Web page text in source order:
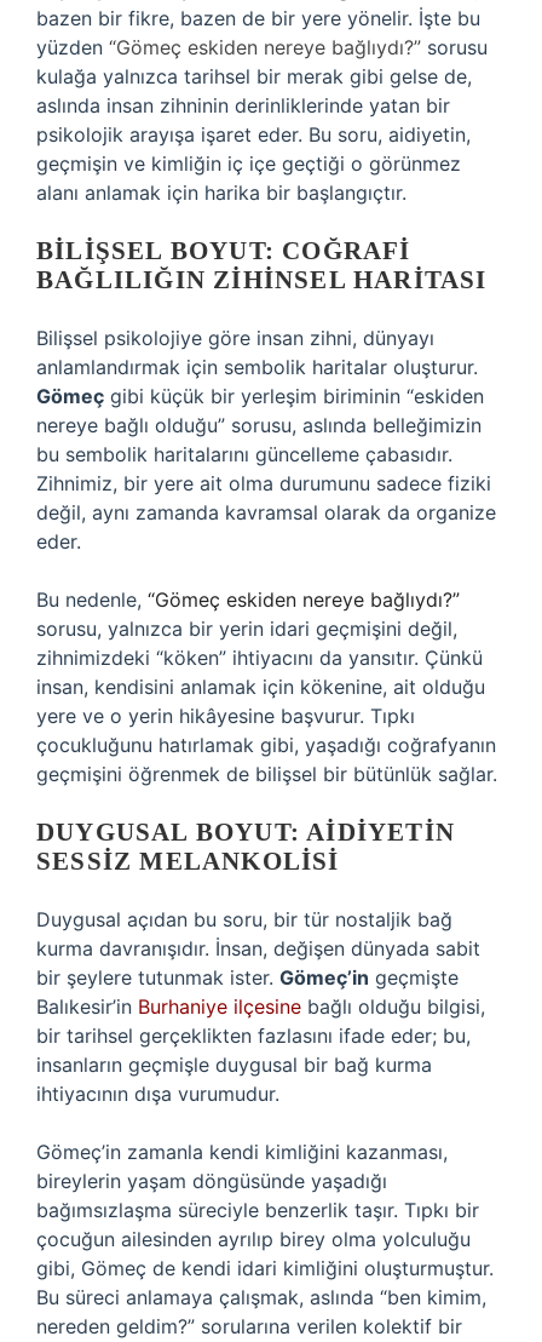
bazen bir fikre, bazen de bir yere yönelir. İşte bu
yüzden “Gömeç eskiden nereye bağlıydı?” sorusu
kulağa yalnızca tarihsel bir merak gibi gelse de,
aslında insan zihninin derinliklerinde yatan bir
psikolojik arayışa işaret eder. Bu soru, aidiyetin,
geçmişin ve kimliğin iç içe geçtiği o görünmez
alanı anlamak için harika bir başlangıçtır.
BILIŞSEL BOYUT: COĞRAFI
BAĞLILIĞIN ZIHINSEL HARITASI
Bilişsel psikolojiye göre insan zihni, dünyayı
anlamlandırmak için sembolik haritalar oluşturur.
Gömeç gibi küçük bir yerleşim biriminin “eskiden
nereye bağlı olduğu” sorusu, aslında belleğimizin
bu sembolik haritalarını güncelleme çabasıdır.
Zihnimiz, bir yere ait olma durumunu sadece fiziki
değil, aynı zamanda kavramsal olarak da organize
eder.
Bu nedenle, “Gömeç eskiden nereye bağlıydı?”
sorusu, yalnızca bir yerin idari geçmişini değil,
zihnimizdeki “köken” ihtiyacını da yansıtır. Çünkü
insan, kendisini anlamak için kökenine, ait olduğu
yere ve o yerin hikâyesine başvurur. Tıpkı
çocukluğunu hatırlamak gibi, yaşadığı coğrafyanın
geçmişini öğrenmek de bilişsel bir bütünlük sağlar.
DUYGUSAL BOYUT: AIDIYETIN
SESSIZ MELANKOLISI
Duygusal açıdan bu soru, bir tür nostaljik bağ
kurma davranışıdır. İnsan, değişen dünyada sabit
bir şeylere tutunmak ister. Gömeç’in geçmişte
Balıkesir’in Burhaniye ilçesine bağlı olduğu bilgisi,
bir tarihsel gerçeklikten fazlasını ifade eder; bu,
insanların geçmişle duygusal bir bağ kurma
ihtiyacının dışa vurumudur.
Gömeç’in zamanla kendi kimliğini kazanması,
bireylerin yaşam döngüsünde yaşadığı
bağımsızlaşma süreciyle benzerlik taşır. Tıpkı bir
çocuğun ailesinden ayrılıp birey olma yolculuğu
gibi, Gömeç de kendi idari kimliğini oluşturmuştur.
Bu süreci anlamaya çalışmak, aslında “ben kimim,
nereden geldim?” sorularına verilen kolektif bir